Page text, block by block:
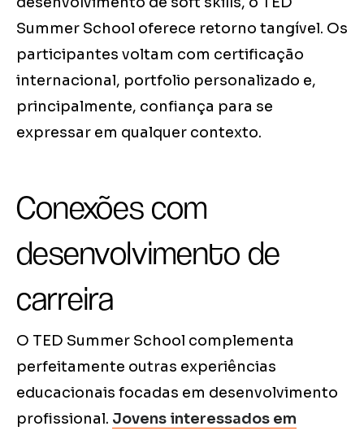
Summer School oferece retorno tangível. Os
participantes voltam com certificação
internacional, portfolio personalizado e,
principalmente, confiança para se
expressar em qualquer contexto.
Conexões com
desenvolvimento de
carreira
O TED Summer School complementa
perfeitamente outras experiências
educacionais focadas em desenvolvimento
profissional. Jovens interessados em